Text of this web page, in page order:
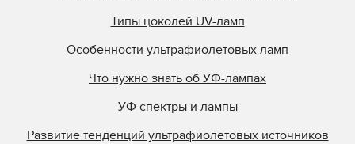
Типы цоколей UV-ламп
Особенности ультрафиолетовых ламп
Что нужно знать об УФ-лампах
УФ спектры и лампы
Развитие тенденций ультрафиолетовых источников